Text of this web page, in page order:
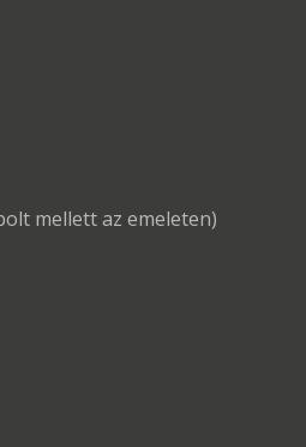
mellett az emeleten)